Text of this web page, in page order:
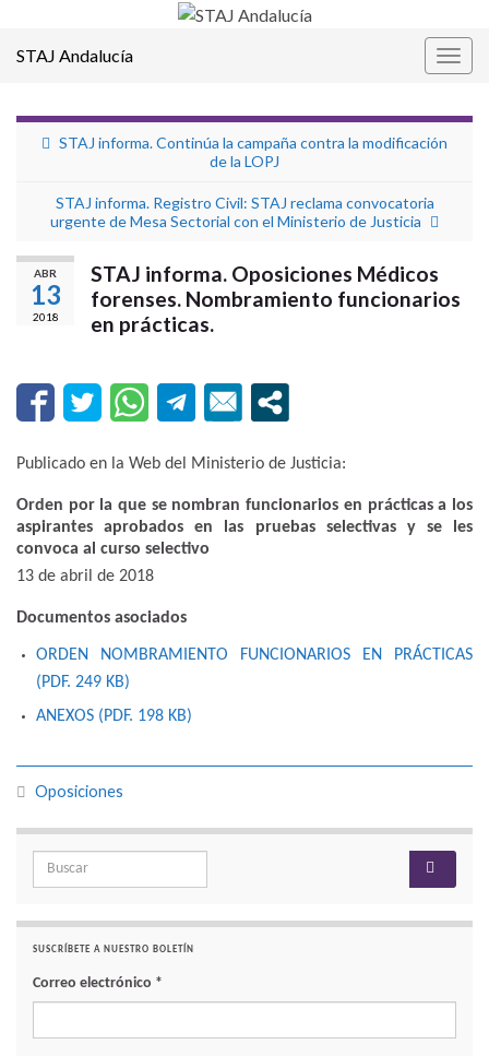
STAJ Andalucía
STAJ informa. Continúa la campaña contra la modificación
de la LOPJ
STAJ informa. Registro Civil: STAJ reclama convocatoria
urgente de Mesa Sectorial con el Ministerio de Justicia
ABR
13
2018
STAJ informa. Oposiciones Médicos
forenses. Nombramiento funcionarios
en prácticas.
Publicado en la Web del Ministerio de Justicia:
Orden por la que se nombran funcionarios en prácticas a los
aspirantes aprobados en las pruebas selectivas y se les
convoca al curso selectivo
13 de abril de 2018
Documentos asociados
ORDEN NOMBRAMIENTO FUNCIONARIOS EN PRÁCTICAS
(PDF. 249 KB)
ANEXOS (PDF. 198 KB)
Oposiciones
Search for:
SUSCRÍBETE A NUESTRO BOLETÍN
Correo electrónico *